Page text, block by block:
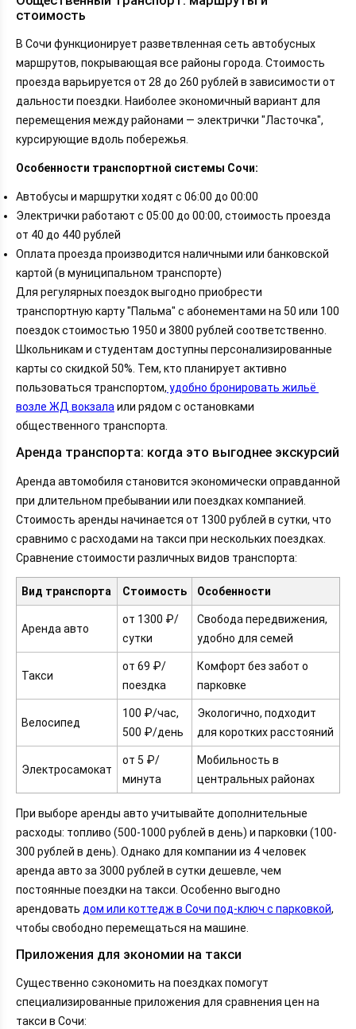
стоимость
В Сочи функционирует разветвленная сеть автобусных
маршрутов, покрывающая все районы города. Стоимость
проезда варьируется от 28 до 260 рублей в зависимости от
дальности поездки. Наиболее экономичный вариант для
перемещения между районами — электрички "Ласточка",
курсирующие вдоль побережья.
Особенности транспортной системы Сочи:
Автобусы и маршрутки ходят с 06:00 до 00:00
Электрички работают с 05:00 до 00:00, стоимость проезда
от 40 до 440 рублей
Оплата проезда производится наличными или банковской
картой (в муниципальном транспорте)
Для регулярных поездок выгодно приобрести
транспортную карту "Пальма" с абонементами на 50 или 100
поездок стоимостью 1950 и 3800 рублей соответственно.
Школьникам и студентам доступны персонализированные
карты со скидкой 50%. Тем, кто планирует активно
пользоваться транспортом, удобно бронировать жильё
возле ЖД вокзала или рядом с остановками
общественного транспорта.
Аренда транспорта: когда это выгоднее экскурсий
Аренда автомобиля становится экономически оправданной
при длительном пребывании или поездках компанией.
Стоимость аренды начинается от 1300 рублей в сутки, что
сравнимо с расходами на такси при нескольких поездках.
Сравнение стоимости различных видов транспорта:
Вид транспорта Стоимость Особенности
Аренда авто
от 1300 ₽/
сутки
Свобода передвижения,
удобно для семей
Такси
от 69 ₽/
поездка
Комфорт без забот о
парковке
Велосипед
100 ₽/час,
500 ₽/день
Экологично, подходит
для коротких расстояний
Электросамокат
от 5 ₽/
минута
Мобильность в
центральных районах
При выборе аренды авто учитывайте дополнительные
расходы: топливо (500-1000 рублей в день) и парковки (100-
300 рублей в день). Однако для компании из 4 человек
аренда авто за 3000 рублей в сутки дешевле, чем
постоянные поездки на такси. Особенно выгодно
арендовать дом или коттедж в Сочи под‑ключ с парковкой,
чтобы свободно перемещаться на машине.
Приложения для экономии на такси
Существенно сэкономить на поездках помогут
специализированные приложения для сравнения цен на
такси в Сочи: